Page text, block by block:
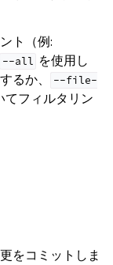
ト（例:
--all を使用し
るか、
--file-
てフィルタリン
をコミットしま